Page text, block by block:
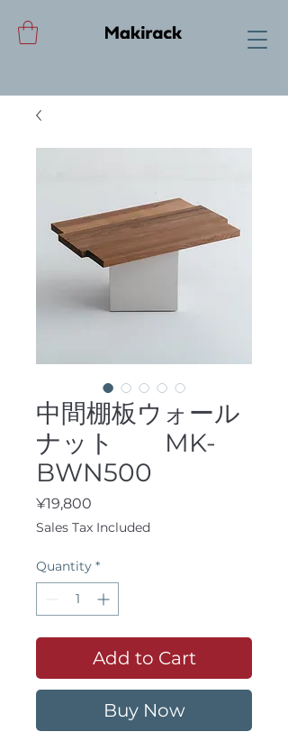
中間棚板ウォール
ナット MK-
BWN500
¥19,800
Sales Tax Included
Quantity *
Add to Cart
Buy Now